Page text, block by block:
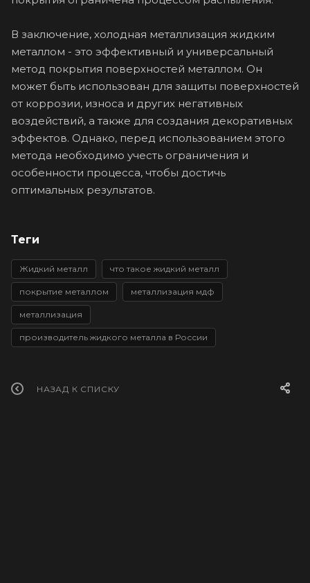
В заключение, холодная металлизация жидким
металлом - это эффективный и универсальный
метод покрытия поверхностей металлом. Он
может быть использован для защиты поверхностей
от коррозии, износа и других негативных
воздействий, а также для создания декоративных
эффектов. Однако, перед использованием этого
метода необходимо учесть ограничения и
особенности процесса, чтобы достичь
оптимальных результатов.
Теги
Жидкий металл что такое жидкий металл
покрытие металлом металлизация мдф
металлизация
производитель жидкого металла в России
НАЗАД К СПИСКУ